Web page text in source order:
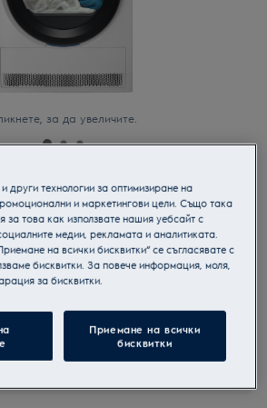
за да увеличите.
други технологии за оптимизиране на
и маркетингови цели. Също така
това как използвате нашия уебсайт с
медии, рекламата и аналитиката.
на всички бисквитки“ се съгласявате с
бисквитки. За повече информация, моля,
за бисквитки.
Приемане на всички
бисквитки